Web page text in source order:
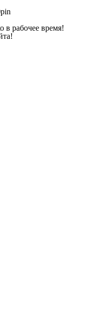
в рабочее время!